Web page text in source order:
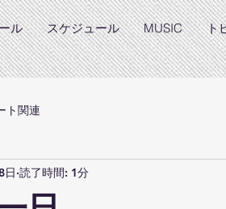
ル スケジュール MUSIC ト
ト関連
日 読了時間: 1分